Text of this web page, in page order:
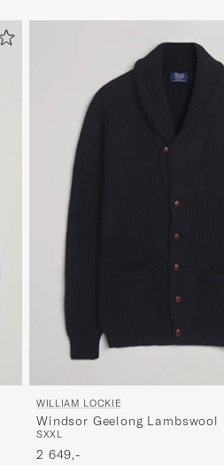
WILLIAM LOCKIE
Windsor Geelong Lambswool
Cardigan Navy
SXXL
2 649,-